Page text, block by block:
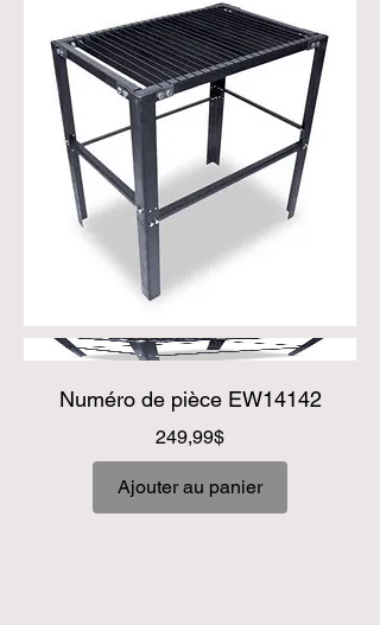
Numéro de pièce EW14142
249,99$Prix
Ajouter au panier